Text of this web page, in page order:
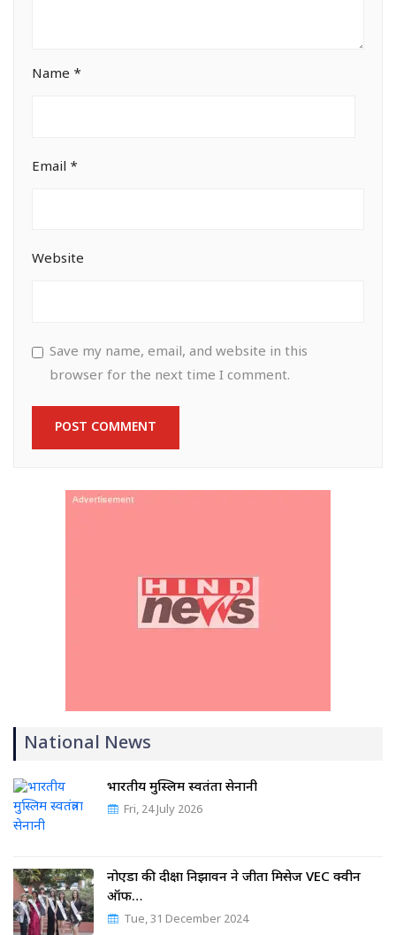
Name *
Email *
Website
Save my name, email, and website in this
browser for the next time I comment.
National News
भारतीय मुस्लिम स्वतंत्रता सेनानी
Fri, 24 July 2026
नोएडा की दीक्षा निझावन ने जीता मिसेज VEC क्वीन
ऑफ…
Tue, 31 December 2024